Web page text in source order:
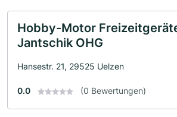
Hobby-Motor
Jantschik OHG
Hansestr. 21, 29525 Uelzen
0.0 (0 Bewertungen)